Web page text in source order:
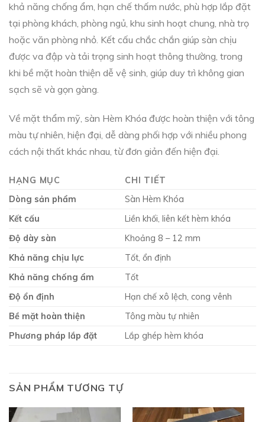
khả năng chống ẩm, hạn chế thấm nước, phù hợp lắp đặt
tại phòng khách, phòng ngủ, khu sinh hoạt chung, nhà trọ
hoặc văn phòng nhỏ. Kết cấu chắc chắn giúp sàn chịu
được va đập và tải trọng sinh hoạt thông thường, trong
khi bề mặt hoàn thiện dễ vệ sinh, giúp duy trì không gian
sạch sẽ và gọn gàng.
Về mặt thẩm mỹ, sàn Hèm Khóa được hoàn thiện với tông
màu tự nhiên, hiện đại, dễ dàng phối hợp với nhiều phong
cách nội thất khác nhau, từ đơn giản đến hiện đại.
HẠNG MỤC
CHI TIẾT
Dòng sản phẩm
Sàn Hèm Khóa
Kết cấu
Liền khối, liên kết hèm khóa
Độ dày sàn
Khoảng 8 – 12 mm
Khả năng chịu lực
Tốt, ổn định
Khả năng chống ẩm
Tốt
Độ ổn định
Hạn chế xô lệch, cong vênh
Bề mặt hoàn thiện
Tông màu tự nhiên
Phương pháp lắp đặt
Lắp ghép hèm khóa
SẢN PHẨM TƯƠNG TỰ